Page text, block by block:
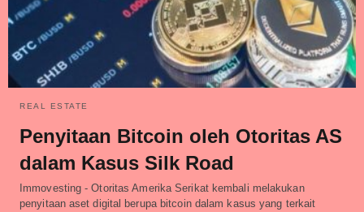
REAL ESTATE
Penyitaan Bitcoin oleh Otoritas AS
dalam Kasus Silk Road
Immovesting - Otoritas Amerika Serikat kembali melakukan
penyitaan aset digital berupa bitcoin dalam kasus yang terkait